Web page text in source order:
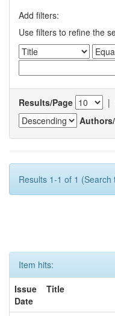
Add filters:
Use filters to refine the
Results/Page |
Results 1-1 of 1
Item hits:
Issue
Date
Title